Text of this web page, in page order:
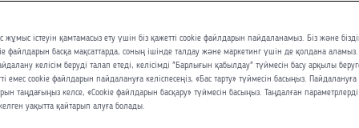
кеңейту арқылы Adamed компаниясы өзінің
жұмыс істеуін қамтамасыз ету үшін біз қажетті cookie файлдарын пайдаланамыз. Біз және біздің
файлдарын басқа мақсаттарда, соның ішінде талдау және маркетинг үшін де қолдана
келісім беруді талап етеді, келісімді "Барлығын қабылдау" түймесін басу арқылы
емес cookie файлдарын пайдалануға келіспесеңіз, «Бас тарту» түймесін басыңыз. Пайдалануға
таңдағыңыз келсе, «Cookie файлдарын басқару» түймесін басыңыз. Таңдалған
уақытта қайтарып алуға болады.